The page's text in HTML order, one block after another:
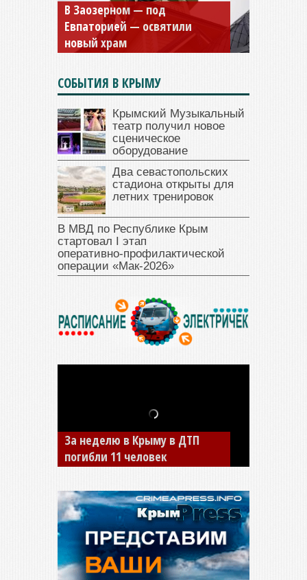
Мужской монастырь Косьмы
и Дамиана в Крыму вновь
открыт для посещения
СОБЫТИЯ В КРЫМУ
Крымский Музыкальный
театр получил новое
сценическое
оборудование
Два севастопольских
стадиона открыты для
летних тренировок
В МВД по Республике Крым
стартовал I этап
оперативно‑профилактической
операции «Мак‑2026»
В Джанкое водитель ВАЗа
сбил двух детей на «зебре»